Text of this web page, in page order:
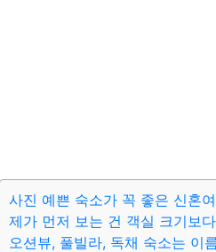
사진 예쁜 숙소가 꼭 좋은 신혼
제가 먼저 보는 건 객실 크기보
오션뷰, 풀빌라, 독채 숙소는 이